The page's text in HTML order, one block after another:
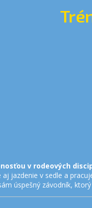
v rodeových
jazdenie v sedle a
úspešný závodník,